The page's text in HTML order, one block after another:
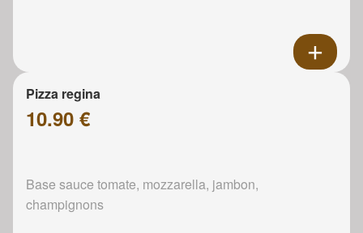
Pizza regina
10.90 €
Base sauce tomate, mozzarella, jambon,
champignons